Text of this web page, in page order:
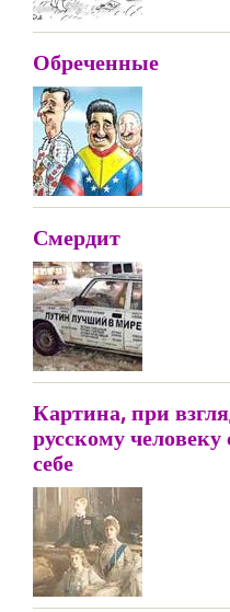
Обреченные
Смердит
Картина, при
русскому
себе